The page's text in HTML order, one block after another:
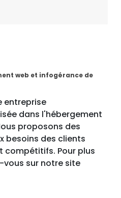
web et infogérance de
entreprise
dans l'hébergement
proposons des
besoins des clients
compétitifs. Pour plus
sur notre site